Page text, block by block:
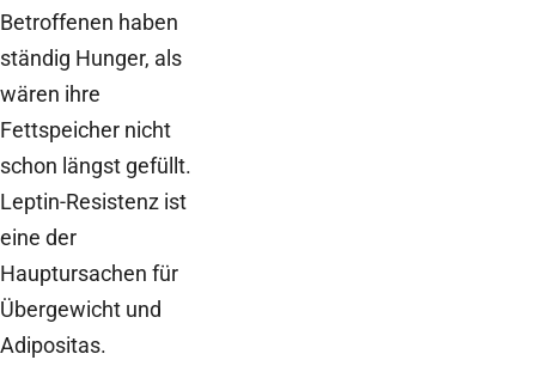
Betroffenen haben
ständig Hunger, als
wären ihre
Fettspeicher nicht
schon längst gefüllt.
Leptin-Resistenz ist
eine der
Hauptursachen für
Übergewicht und
Adipositas.